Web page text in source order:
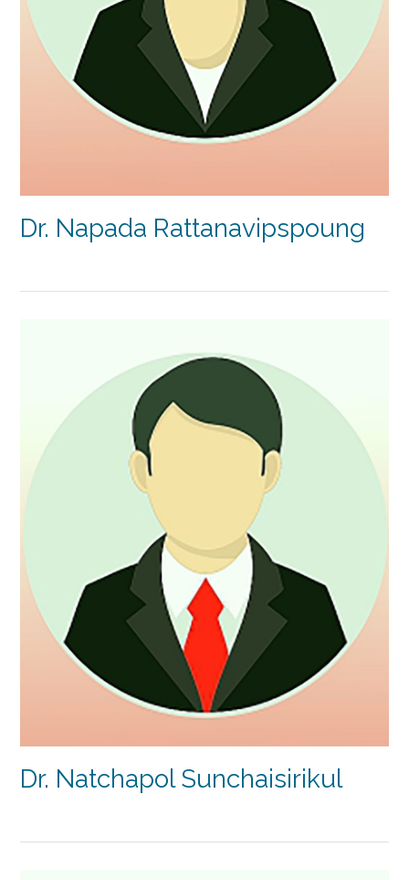
Dr. Napada Rattanavipspoung
Dr. Natchapol Sunchaisirikul